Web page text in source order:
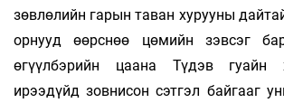
зөвлөлийн гарын таван хурууны
орнууд өөрснөө цөмийн зэвсэг
өгүүлбэрийн цаана Түдэв гуайн
ирээдүйд зовнисон сэтгэл байгааг